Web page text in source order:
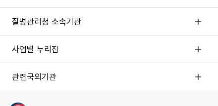
질병관리청 소속기관
사업별 누리집
관련국외기관